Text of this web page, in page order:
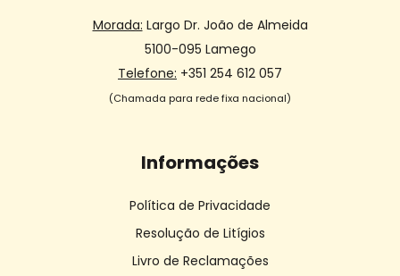
Morada: Largo Dr. João de Almeida
5100-095 Lamego
Telefone: +351 254 612 057
(Chamada para rede fixa nacional)
Informações
Política de Privacidade
Resolução de Litígios
Livro de Reclamações